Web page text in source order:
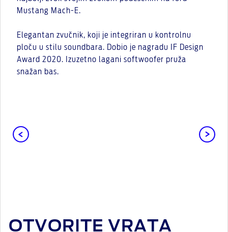
Mustang Mach-E.
Elegantan zvučnik, koji je integriran u kontrolnu
ploču u stilu soundbara. Dobio je nagradu IF Design
Award 2020. Izuzetno lagani softwoofer pruža
snažan bas.
OTVORITE VRATA